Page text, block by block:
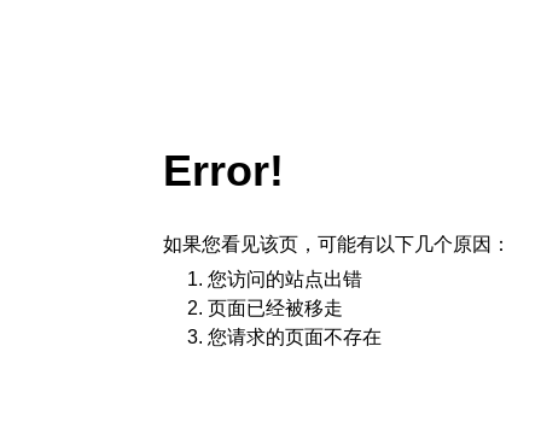
Error!
如果您看见该页，可能有以下几个原因：
您访问的站点出错
页面已经被移走
您请求的页面不存在